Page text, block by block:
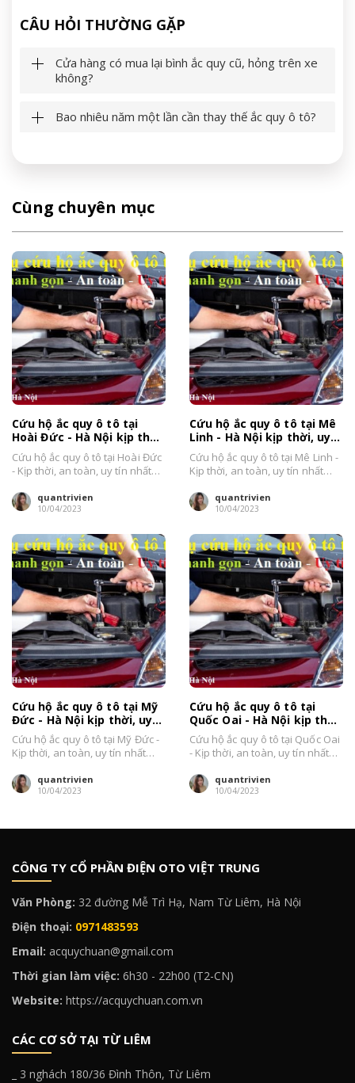
CÂU HỎI THƯỜNG GẶP
Cửa hàng có mua lại bình ắc quy cũ, hỏng trên xe
không?
Bao nhiêu năm một lần cần thay thế ắc quy ô tô?
Cùng chuyên mục
Cứu hộ ắc quy ô tô tại
Hoài Đức - Hà Nội kịp thời,
uy tín, giá tốt
Cứu hộ ắc quy ô tô tại Hoài Đức
- Kịp thời, an toàn, uy tín nhất
quantrivien
10/04/2023
Cứu hộ ắc quy ô tô tại Mê
Linh - Hà Nội kịp thời, uy
tín, giá bán tốt
Cứu hộ ắc quy ô tô tại Mê Linh -
Kịp thời, an toàn, uy tín nhất
quantrivien
10/04/2023
Cứu hộ ắc quy ô tô tại Mỹ
Đức - Hà Nội kịp thời, uy
tín, giá bán tốt
Cứu hộ ắc quy ô tô tại Mỹ Đức -
Kịp thời, an toàn, uy tín nhất
quantrivien
10/04/2023
Cứu hộ ắc quy ô tô tại
Quốc Oai - Hà Nội kịp thời,
uy tín, giá tốt
Cứu hộ ắc quy ô tô tại Quốc Oai
- Kịp thời, an toàn, uy tín nhất
quantrivien
10/04/2023
CÔNG TY CỔ PHẦN ĐIỆN OTO VIỆT TRUNG
Văn Phòng: 32 đường Mễ Trì Hạ, Nam Từ Liêm, Hà Nội
Điện thoại: 0971483593
Email: acquychuan@gmail.com
Thời gian làm việc: 6h30 - 22h00 (T2-CN)
Website: https://acquychuan.com.vn
CÁC CƠ SỞ TẠI TỪ LIÊM
_ 3 nghách 180/36 Đình Thôn, Từ Liêm